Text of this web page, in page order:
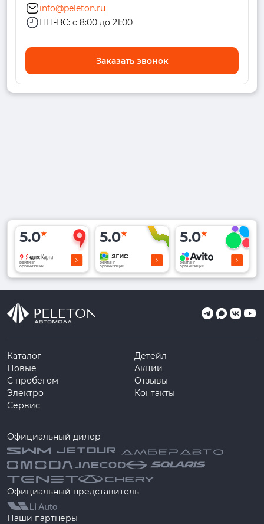
info@peleton.ru
ПН-ВС: с 8:00 до 21:00
Заказать звонок
5.0
рейтинг
организации
5.0
рейтинг
организации
5.0
рейтинг
организации
Каталог
Новые
С пробегом
Электро
Сервис
Детейл
Акции
Отзывы
Контакты
Официальный дилер
Официальный представитель
Наши партнеры